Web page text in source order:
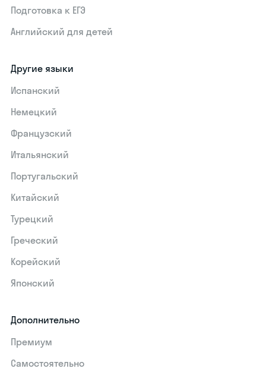
Подготовка к ЕГЭ
Английский для детей
Другие языки
Испанский
Немецкий
Французский
Итальянский
Португальский
Китайский
Турецкий
Греческий
Корейский
Японский
Дополнительно
Премиум
Самостоятельно